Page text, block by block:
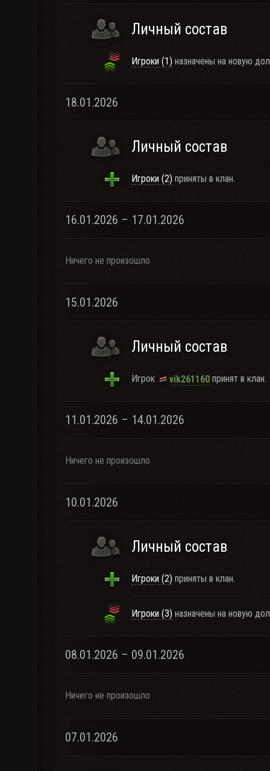
Личный состав
Игроки (1) назначены на новую
18.01.2026
Личный состав
Игроки (2) приняты в клан.
16.01.2026 – 17.01.2026
Ничего не произошло
15.01.2026
Личный состав
Игрок vik261160 принят в клан.
11.01.2026 – 14.01.2026
Ничего не произошло
10.01.2026
Личный состав
Игроки (2) приняты в клан.
Игроки (3) назначены на новую
08.01.2026 – 09.01.2026
Ничего не произошло
07.01.2026